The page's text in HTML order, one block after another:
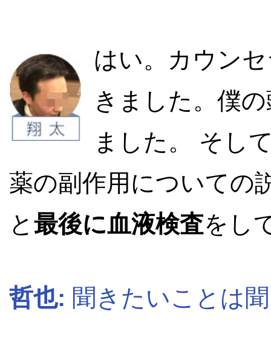
はい。カウン
きました。僕
ました。 そし
薬の副作用についての
と 最後に血液検査をし
哲也: 聞きたいことは